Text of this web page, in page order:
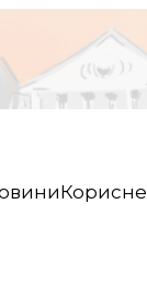
Корисне